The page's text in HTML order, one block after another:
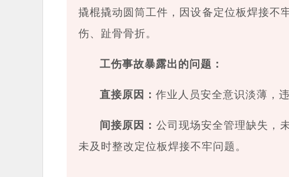
撬棍撬动圆筒工件，因设备定位板焊接不
伤、趾骨骨折。
工伤事故暴露出的问题：
直接原因： 作业人员安全意识淡薄，
间接原因： 公司现场安全管理缺失，
未及时整改定位板焊接不牢问题。